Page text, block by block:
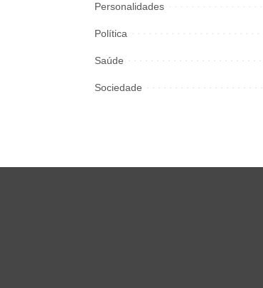
Personalidades
Política
Saúde
Sociedade